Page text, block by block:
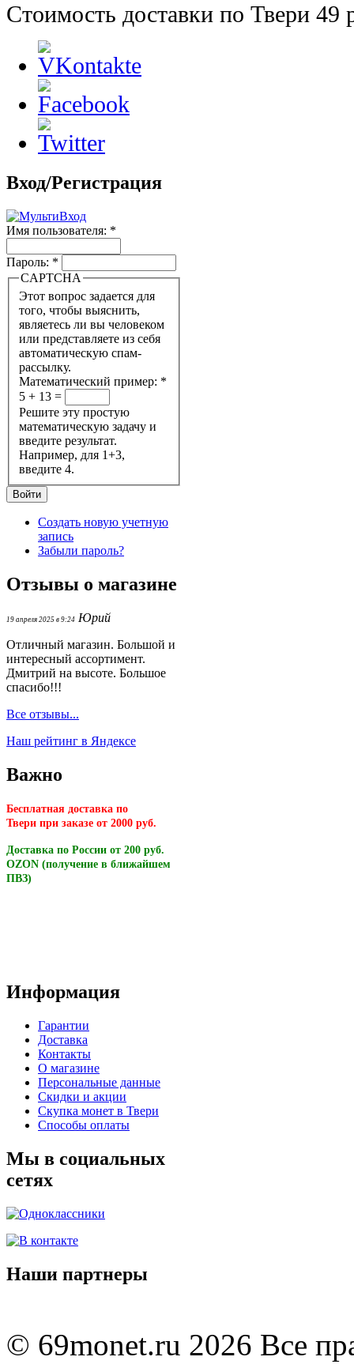
Стоимость доставки по Твери 49
Вход/Регистрация
Имя пользователя: *
Пароль: *
CAPTCHA
Этот вопрос задается для
того, чтобы выяснить,
являетесь ли вы человеком
или представляете из себя
автоматическую спам-
рассылку.
Математический пример: *
5 + 13 =
Решите эту простую
математическую задачу и
введите результат.
Например, для 1+3,
введите 4.
Создать новую учетную
запись
Забыли пароль?
Отзывы о магазине
19 апреля 2025 в 9:24 Юрий
Отличный магазин. Большой и
интересный ассортимент.
Дмитрий на высоте. Большое
спасибо!!!
Все отзывы...
Наш рейтинг в Яндексе
Важно
Бесплатная доставка по
Твери при заказе от 2000 руб.
Доставка по России от 200 руб.
OZON (получение в ближайшем
ПВЗ)
Информация
Гарантии
Доставка
Контакты
О магазине
Персональные данные
Скидки и акции
Скупка монет в Твери
Способы оплаты
Мы в социальных
сетях
Наши партнеры
© 69monet.ru 2026 Все